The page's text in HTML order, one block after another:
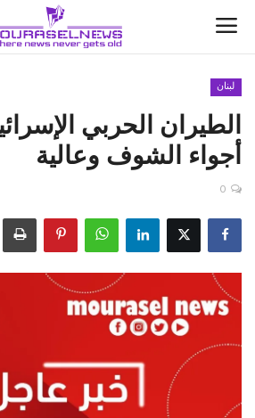
الأخبار
كتّابنا
اقتصاد
علوم وتكنولوجيا
رياضة
لبنان
الطيران الحربي
أجواء الشوف وعالية
0